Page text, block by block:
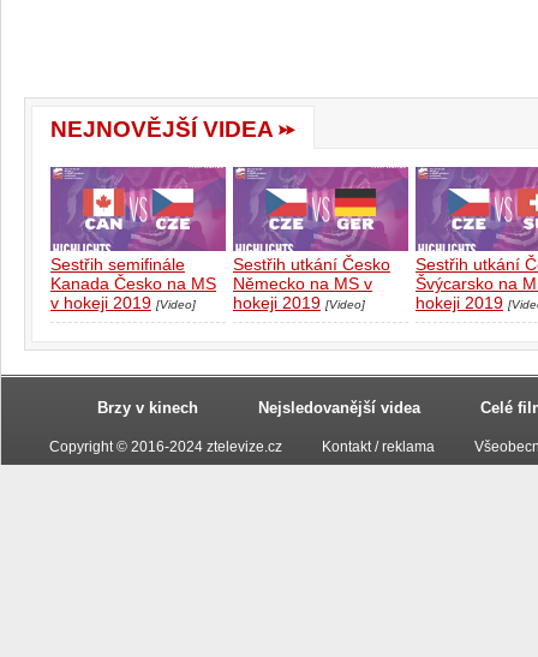
NEJNOVĚJŠÍ VIDEA
Sestřih semifinále
Kanada Česko na MS
v hokeji 2019 [Video]
Sestřih utkání Česko
Německo na MS v
hokeji 2019 [Video]
Sestřih utkání
Švýcarsko na
hokeji 2019
Brzy v kinech Nejsledovanější videa Celé
Copyright © 2016-2024 ztelevize.cz Kontakt / reklama